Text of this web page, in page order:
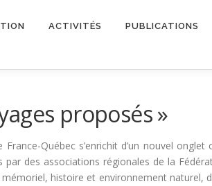
ACTIVITÉS PUBLICATIONS
proposés »
France-Québec s’enrichit d’un nouvel
par des associations régionales de la
histoire et environnement naturel,